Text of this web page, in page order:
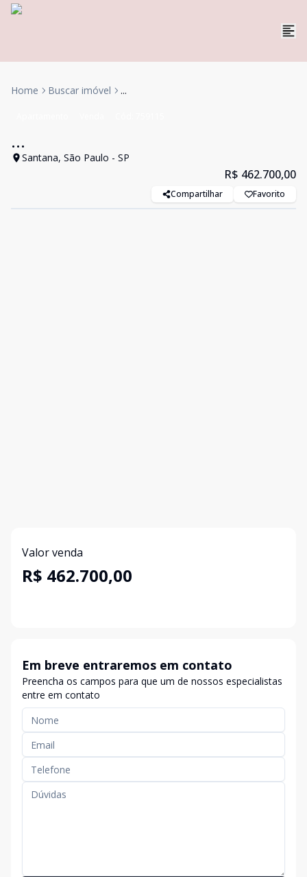
Home Buscar imóvel ...
...
Santana, São Paulo - SP
R$ 462.700,00
Compartilhar Favorito
Valor venda
R$ 462.700,00
Em breve entraremos em contato
Preencha os campos para que um de nossos especialistas
entre em contato